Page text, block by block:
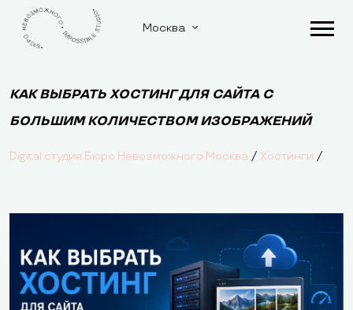
Москва
КАК ВЫБРАТЬ ХОСТИНГ ДЛЯ САЙТА С
БОЛЬШИМ КОЛИЧЕСТВОМ ИЗОБРАЖЕНИЙ
Digital студия Бюро Невозможного Москва / Хостинги /